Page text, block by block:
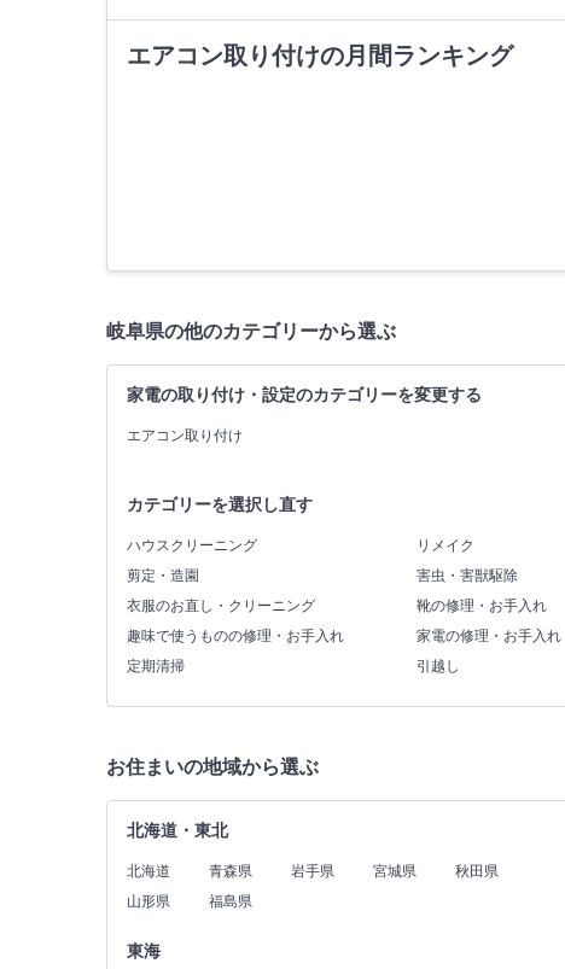
エアコン取り付けの月間ランキング
岐阜県の他のカテゴリーから選ぶ
家電の取り付け・設定のカテゴリーを変更する
エアコン取り付け
カテゴリーを選択し直す
ハウスクリーニング リメイク
剪定・造園
害虫・害獣駆除
衣服のお直し・クリーニング
靴の修理・お手入れ
趣味で使うものの修理・お手入れ
家電の修理・お手入れ
定期清掃
引越し
お住まいの地域から選ぶ
北海道・東北
北海道 青森県 岩手県 宮城県
秋田県
山形県
福島県
東海